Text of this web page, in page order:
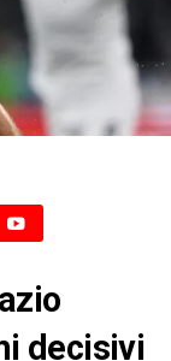
decisivi